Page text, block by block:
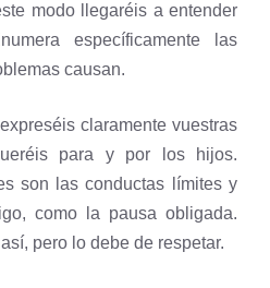
modo llegaréis a entender
específicamente las
causan.
claramente vuestras
para y por los hijos.
son las conductas límites y
como la pausa obligada.
pero lo debe de respetar.